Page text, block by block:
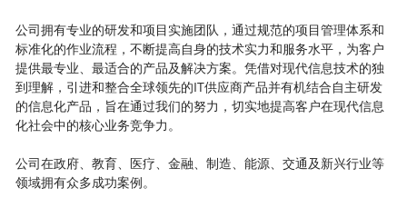
公司拥有专业的研发和项目实施团队，通过规范的项目管理体系和
标准化的作业流程，不断提高自身的技术实力和服务水平，为客户
提供最专业、最适合的产品及解决方案。凭借对现代信息技术的独
到理解，引进和整合全球领先的IT供应商产品并有机结合自主研发
的信息化产品，旨在通过我们的努力，切实地提高客户在现代信息
化社会中的核心业务竞争力。
公司在政府、教育、医疗、金融、制造、能源、交通及新兴行业等
领域拥有众多成功案例。